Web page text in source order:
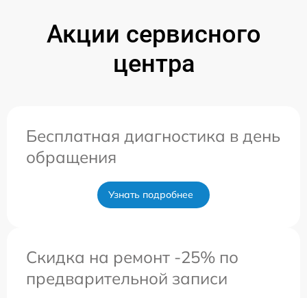
Акции сервисного
центра
Бесплатная диагностика в день
обращения
Узнать подробнее
Скидка на ремонт -25% по
предварительной записи